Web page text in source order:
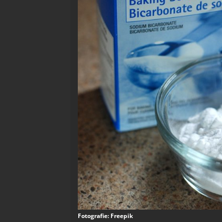
Fotografie: Freepik